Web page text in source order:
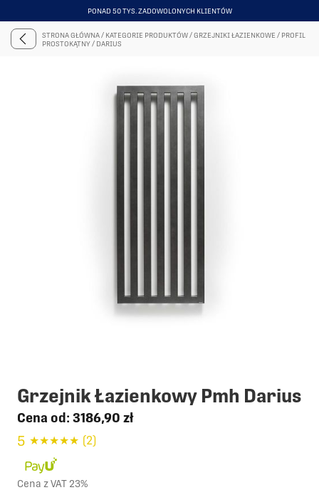
PONAD 50 TYS. ZADOWOLONYCH KLIENTÓW
ITEM
STRONA GŁÓWNA/ KATEGORIE PRODUKTÓW/GRZEJNIKI ŁAZIENKOWE / PROFIL
PROSTOKĄTNY/ DARIUS
Grzejnik Łazienkowy Pmh Darius
Cena od: 3186,90 zł
5 ★★★★★ (2)
Cena z VAT 23%